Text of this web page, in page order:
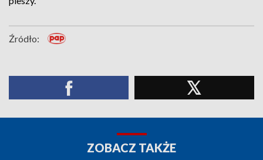
Źródło:
ZOBACZ TAKŻE